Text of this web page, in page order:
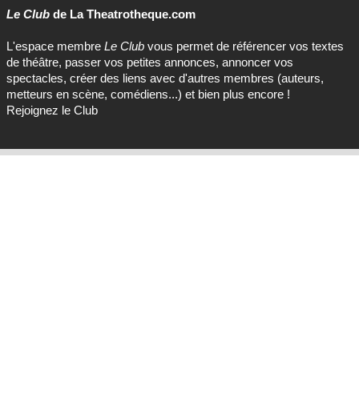
Le Club de La Theatrotheque.com
L'espace membre Le Club vous permet de référencer vos textes
de théâtre, passer vos petites annonces, annoncer vos
spectacles, créer des liens avec d'autres membres (auteurs,
metteurs en scène, comédiens...) et bien plus encore !
Rejoignez le Club